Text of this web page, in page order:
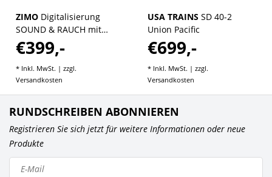
ZIMO Digitalisierung
SOUND & RAUCH mit
ZIMO komplett
€399,-
* Inkl. MwSt. | zzgl.
Versandkosten
USA TRAINS SD 40-2
Union Pacific
€699,-
* Inkl. MwSt. | zzgl.
Versandkosten
RUNDSCHREIBEN ABONNIEREN
Registrieren Sie sich jetzt für weitere Informationen oder neue
Produkte